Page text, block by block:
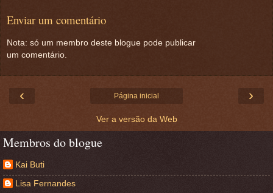
Enviar um comentário
Nota: só um membro deste blogue pode publicar
um comentário.
‹ ›
Página inicial
Ver a versão da Web
Membros do blogue
Kai Buti
Lisa Fernandes